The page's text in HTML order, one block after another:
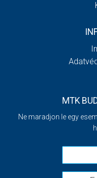
MTK
Ne maradjon le egy